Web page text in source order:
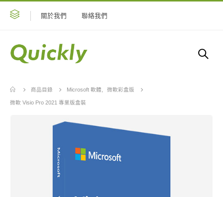
關於我們 聯絡我們
商品目錄 Microsoft 軟體 微軟彩盒版
微軟 Visio Pro 2021 專業版盒裝